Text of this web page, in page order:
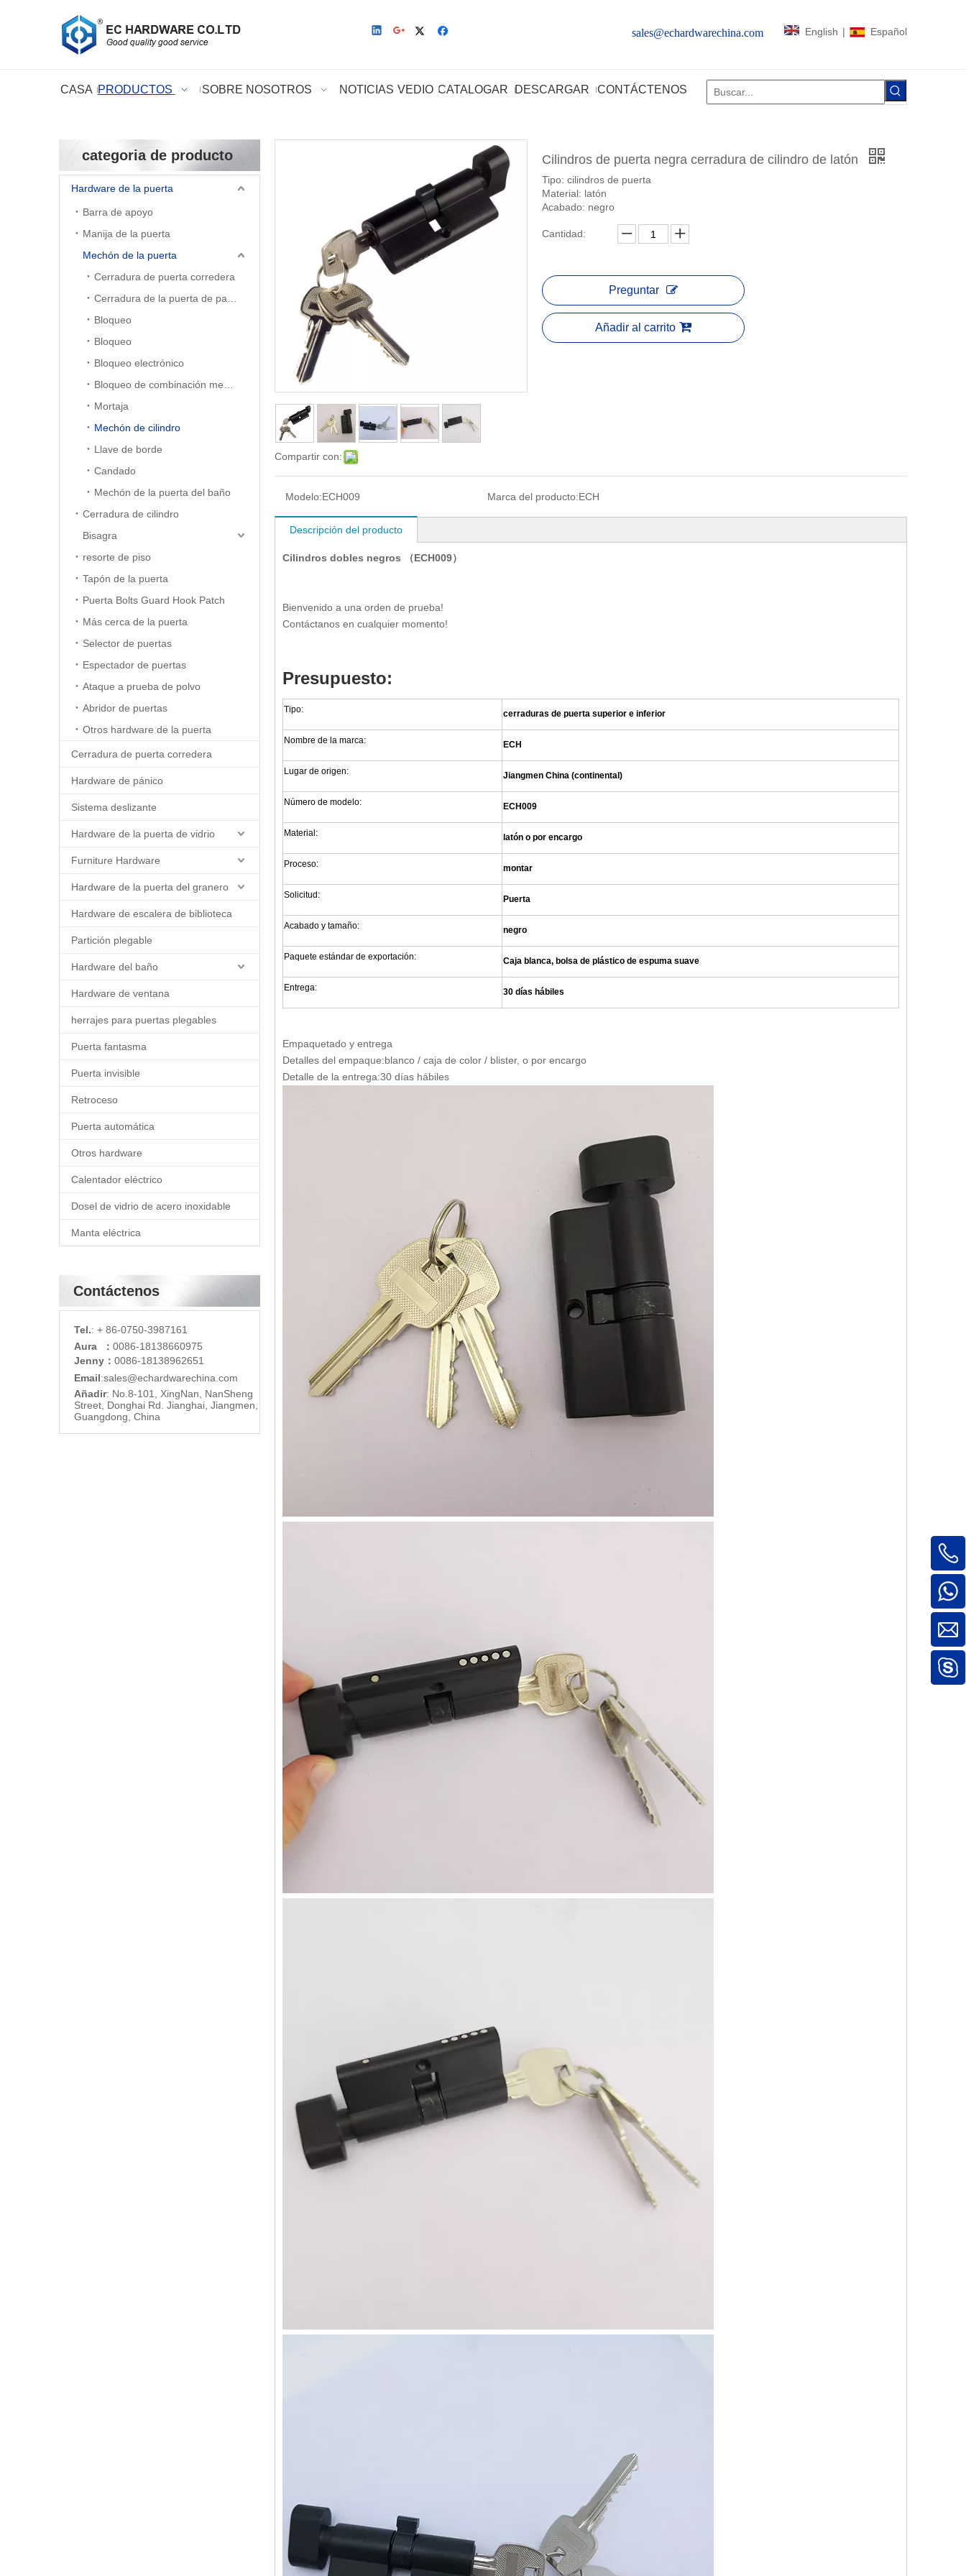
sales@echardwarechina.com English | Español
CASA PRODUCTOS SOBRE NOSOTROS NOTICIAS VEDIO CATALOGAR DESCARGAR CONTÁCTENOS
categoria de producto
Hardware de la puerta
Barra de apoyo
Manija de la puerta
Mechón de la puerta
Cerradura de puerta corredera
Bloqueo
Bloqueo
Bloqueo electrónico
Mortaja
Mechón de cilindro
Llave de borde
Candado
Mechón de la puerta del baño
Cerradura de cilindro
Bisagra
resorte de piso
Tapón de la puerta
Puerta Bolts Guard Hook Patch
Más cerca de la puerta
Selector de puertas
Espectador de puertas
Ataque a prueba de polvo
Abridor de puertas
Otros hardware de la puerta
Cerradura de puerta corredera
Hardware de pánico
Sistema deslizante
Hardware de la puerta de vidrio
Furniture Hardware
Hardware de la puerta del granero
Hardware de escalera de biblioteca
Partición plegable
Hardware del baño
Hardware de ventana
herrajes para puertas plegables
Puerta fantasma
Puerta invisible
Retroceso
Puerta automática
Otros hardware
Calentador eléctrico
Dosel de vidrio de acero inoxidable
Manta eléctrica
Contáctenos
Tel.: + 86-0750-3987161
Aura ： 0086-18138660975
Jenny： 0086-18138962651
Email:sales@echardwarechina.com
Añadir: No.8-101, XingNan, NanSheng
Street, Donghai Rd. Jianghai, Jiangmen,
Guangdong, China
Compartir con:
Cilindros de puerta negra cerradura de cilindro de latón
Tipo: cilindros de puerta
Material: latón
Acabado: negro
Cantidad:
Preguntar
Añadir al carrito
Modelo:ECH009 Marca del producto:ECH
Descripción del producto
Cilindros dobles negros （ECH009）
Bienvenido a una orden de prueba!
Contáctanos en cualquier momento!
Presupuesto:
Tipo: cerraduras de puerta superior e inferior
Nombre de la marca: ECH
Lugar de origen: Jiangmen China (continental)
Número de modelo: ECH009
Material: latón o por encargo
Proceso: montar
Solicitud: Puerta
Acabado y tamaño: negro
Paquete estándar de exportación: Caja blanca, bolsa de plástico de espuma suave
Entrega: 30 días hábiles
Empaquetado y entrega
Detalles del empaque:blanco / caja de color / blister, o por encargo
Detalle de la entrega:30 días hábiles